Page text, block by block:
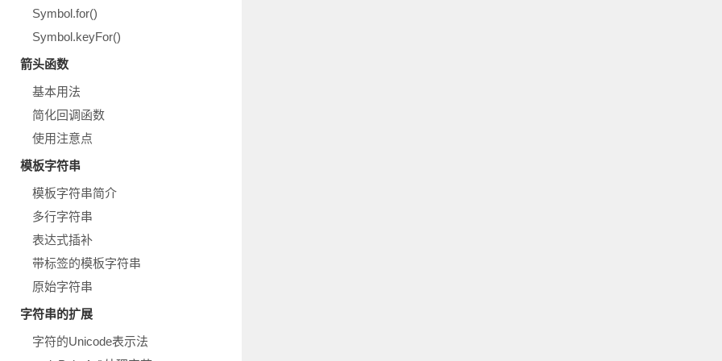
Symbol.for()
Symbol.keyFor()
箭头函数
基本用法
简化回调函数
使用注意点
模板字符串
模板字符串简介
多行字符串
表达式插补
带标签的模板字符串
原始字符串
字符串的扩展
字符的Unicode表示法